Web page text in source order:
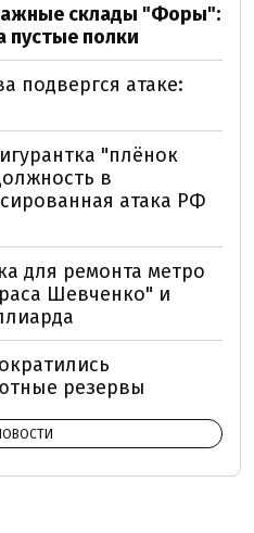
склады "Форы":
пустые полки
подвергся атаке:
"плёнок
в
атака РФ
для ремонта метро
Шевченко" и
резервы